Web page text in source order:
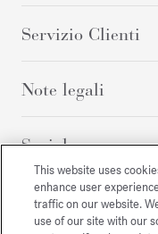
Servizio Clienti
Note legali
Social
This website uses
enhance user
traffic on our website.
use of our site with our